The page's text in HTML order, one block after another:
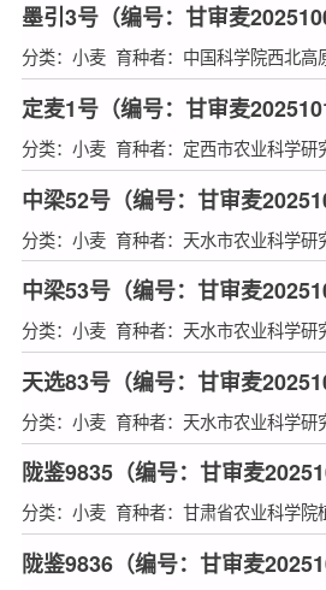
墨引3号（编号：甘审麦
定麦1号（编号：甘审麦
中梁52号（编号：甘审麦
分类：小麦 育种者：天水市农业科学研
中梁53号（编号：甘审麦
分类：小麦 育种者：天水市农业科学研
天选83号（编号：甘审麦
分类：小麦 育种者：天水市农业科学研
陇鉴9835（编号：甘审麦
分类：小麦 育种者：甘肃省农业科学院
陇鉴9836（编号：甘审麦